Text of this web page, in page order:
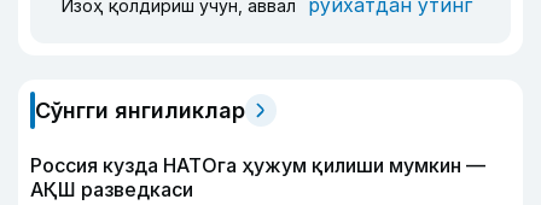
Изоҳ қолдириш учун, аввал
Сўнгги янгиликлар
Россия кузда НАТОга ҳужум қилиши мумкин —
АҚШ разведкаси